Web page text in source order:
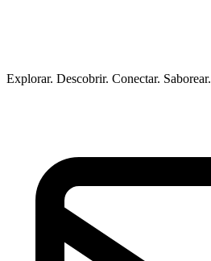
Explorar. Descobrir. Conectar. Saborear.